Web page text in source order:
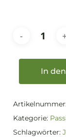
In
Kategorie:
Schlagwörter: